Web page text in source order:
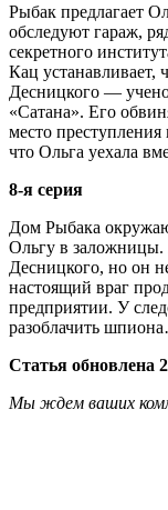
Рыбак предлагает
обследуют гараж,
секретного
Кац устанавливает,
Десницкого —
«Сатана». Его
место
что Ольга уехала
8-я серия
Дом Рыбака
Ольгу в заложницы.
Десницкого, но он
настоящий враг
предприятии. У
разоблачить
Статья обновлена
Мы ждем ваших